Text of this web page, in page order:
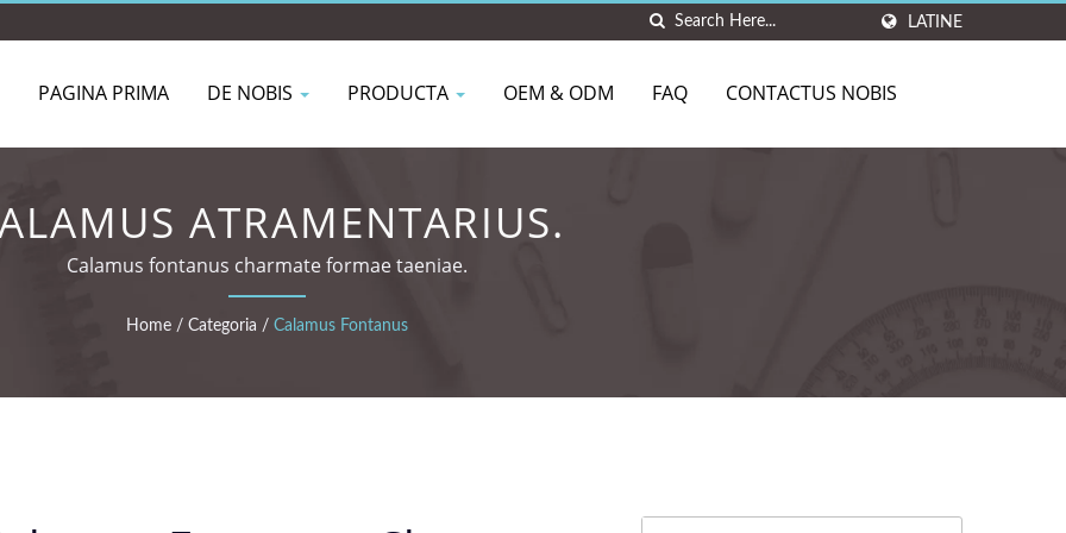
LATINE
PAGINA PRIMA DE NOBIS PRODUCTA OEM & ODM FAQ CONTACTUS NOBIS
ATRAMENTARIUS.
Calamus fontanus charmate formae taeniae.
Home / Categoria / Calamus Fontanus